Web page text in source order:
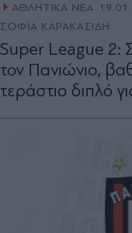
ΑΘΛΗΤΙΚΑ ΝΕΑ
ΣΟΦΙΑ ΚΑΡΑΚΑΣΙΔΗ
Super League 2:
τον Πανιώνιο,
τεράστιο διπλό